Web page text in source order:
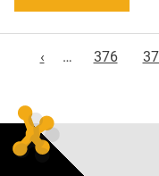
‹
… 376